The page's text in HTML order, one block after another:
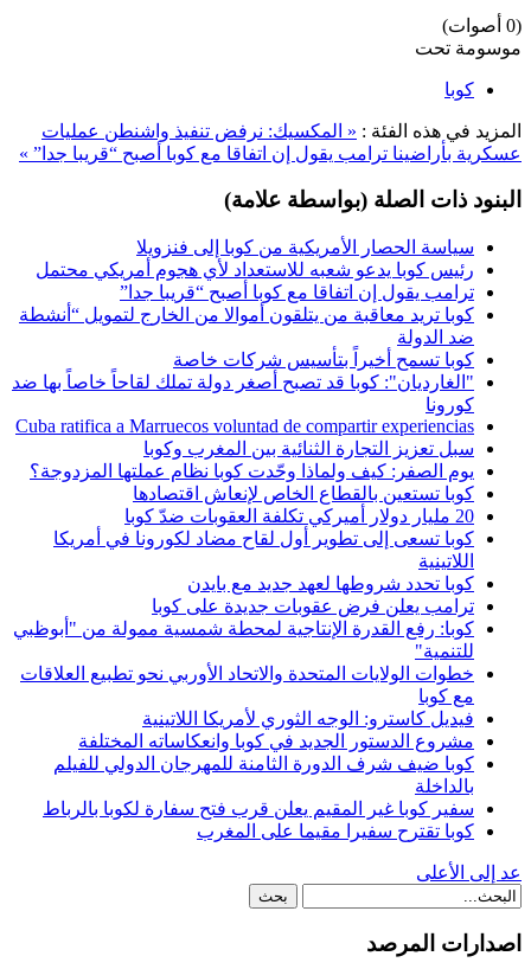
(0 أصوات)
موسومة تحت
كوبا
المزيد في هذه الفئة : « المكسيك: نرفض تنفيذ واشنطن عمليات
عسكرية بأراضينا ترامب يقول إن اتفاقا مع كوبا أصبح “قريبا جدا” »
البنود ذات الصلة (بواسطة علامة)
سياسة الحصار الأمريكية من كوبا إلى فنزويلا
رئيس كوبا يدعو شعبه للاستعداد لأي هجوم أمريكي محتمل
ترامب يقول إن اتفاقا مع كوبا أصبح “قريبا جدا”
كوبا تريد معاقبة من يتلقون أموالا من الخارج لتمويل “أنشطة
ضد الدولة
كوبا تسمح أخيراً بتأسيس شركات خاصة
"الغارديان": كوبا قد تصبح أصغر دولة تملك لقاحاً خاصاً بها ضد
كورونا
Cuba ratifica a Marruecos voluntad de compartir experiencias
سبل تعزيز التجارة الثنائية بين المغرب وكوبا
يوم الصفر: كيف ولماذا وحّدت كوبا نظام عملتها المزدوجة؟
كوبا تستعين بالقطاع الخاص لإنعاش اقتصادها
20 مليار دولار أميركي تكلفة العقوبات ضدّ كوبا
كوبا تسعى إلى تطوير أول لقاح مضاد لكورونا في أمريكا
اللاتينية
كوبا تحدد شروطها لعهد جديد مع بايدن
ترامب يعلن فرض عقوبات جديدة على كوبا
كوبا: رفع القدرة الإنتاجية لمحطة شمسية ممولة من "أبوظبي
للتنمية"
خطوات الولايات المتحدة والاتحاد الأوربي نحو تطبيع العلاقات
مع كوبا
فيديل كاسترو: الوجه الثوري لأمريكا اللاتينية
مشروع الدستور الجديد في كوبا وانعكاساته المختلفة
كوبا ضيف شرف الدورة الثامنة للمهرجان الدولي للفيلم
بالداخلة
سفير كوبا غير المقيم يعلن قرب فتح سفارة لكوبا بالرباط
كوبا تقترح سفيرا مقيما على المغرب
عد إلى الأعلى
اصدارات المرصد